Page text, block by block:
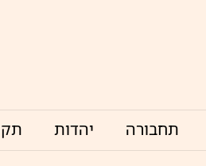
תחבורה יהדות